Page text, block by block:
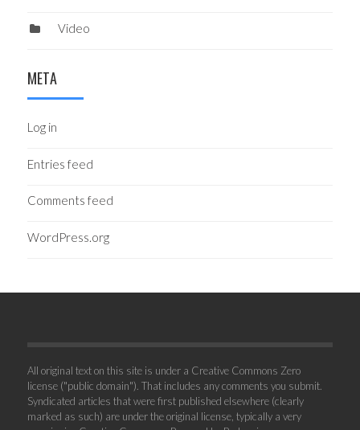
Video
META
Log in
Entries feed
Comments feed
WordPress.org
All original text on this site is under a Creative Commons Zero
license ("public domain"). That includes any comments you submit.
Syndicated articles that were first published elsewhere (clearly
marked as such) are under the original license, typically a very